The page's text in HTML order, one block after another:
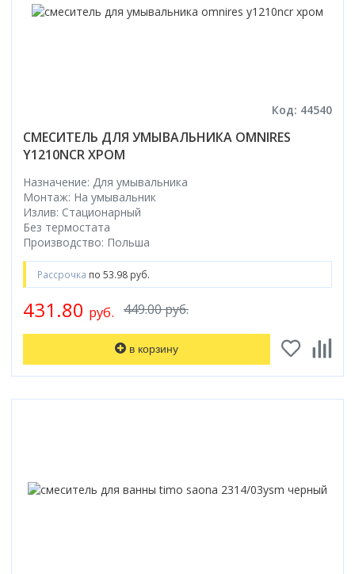
Код: 44540
СМЕСИТЕЛЬ ДЛЯ УМЫВАЛЬНИКА OMNIRES
Y1210NCR ХРОМ
Назначение: Для умывальника
Монтаж: На умывальник
Излив: Стационарный
Без термостата
Производство: Польша
Рассрочка по 53.98 руб.
449.00 руб.
431.80 руб.
в корзину